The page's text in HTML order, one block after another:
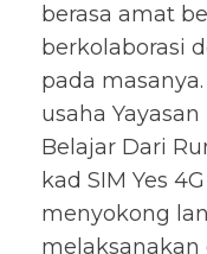
berasa amat
berkolaborasi
pada
usaha
Belajar Dari
kad SIM Yes
menyokong